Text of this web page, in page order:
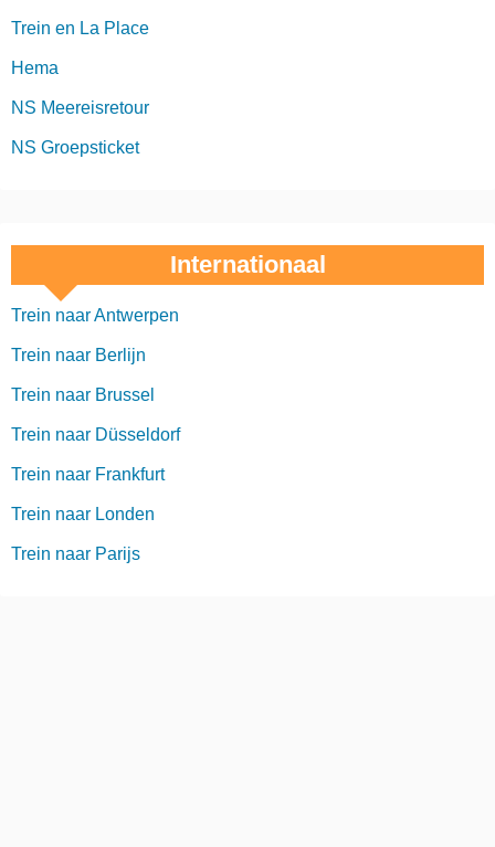
Trein en La Place
Hema
NS Meereisretour
NS Groepsticket
Internationaal
Trein naar Antwerpen
Trein naar Berlijn
Trein naar Brussel
Trein naar Düsseldorf
Trein naar Frankfurt
Trein naar Londen
Trein naar Parijs